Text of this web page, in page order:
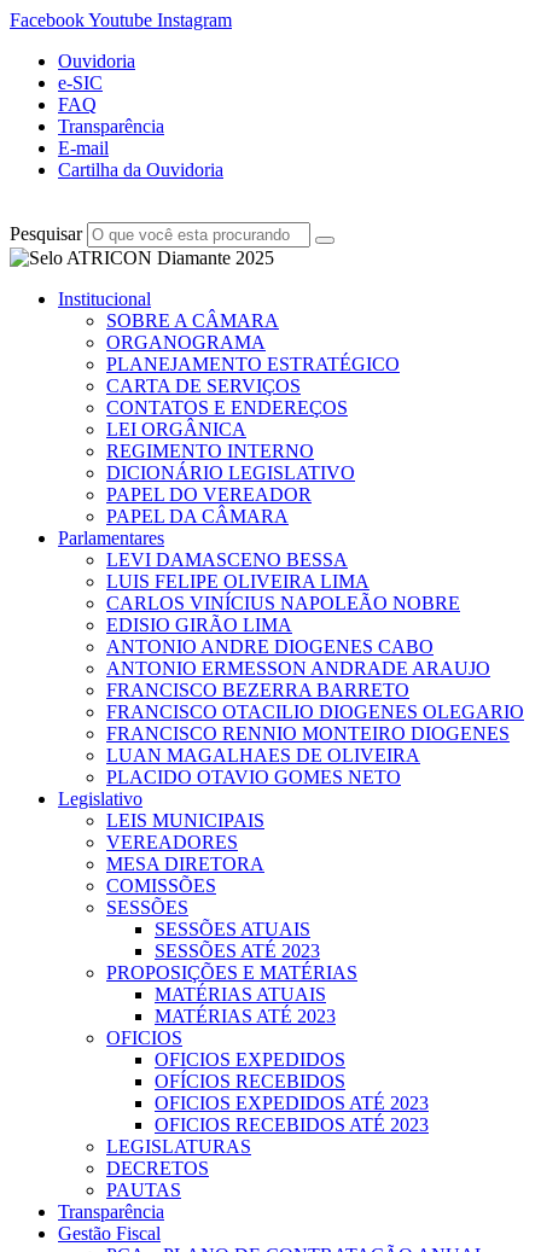
FacebookYoutube Instagram
Ouvidoria
e-SIC
FAQ
Transparência
E-mail
Cartilha da Ouvidoria
Pesquisar
Institucional
SOBRE A CÂMARA
ORGANOGRAMA
PLANEJAMENTO ESTRATÉGICO
CARTA DE SERVIÇOS
CONTATOS E ENDEREÇOS
LEI ORGÂNICA
REGIMENTO INTERNO
DICIONÁRIO LEGISLATIVO
PAPEL DO VEREADOR
PAPEL DA CÂMARA
Parlamentares
LEVI DAMASCENO BESSA
LUIS FELIPE OLIVEIRA LIMA
CARLOS VINÍCIUS NAPOLEÃO NOBRE
EDISIO GIRÃO LIMA
ANTONIO ANDRE DIOGENES CABO
ANTONIO ERMESSON ANDRADE ARAUJO
FRANCISCO BEZERRA BARRETO
FRANCISCO OTACILIO DIOGENES OLEGARIO
FRANCISCO RENNIO MONTEIRO DIOGENES
LUAN MAGALHAES DE OLIVEIRA
PLACIDO OTAVIO GOMES NETO
Legislativo
LEIS MUNICIPAIS
VEREADORES
MESA DIRETORA
COMISSÕES
SESSÕES
SESSÕES ATUAIS
SESSÕES ATÉ 2023
PROPOSIÇÕES E MATÉRIAS
MATÉRIAS ATUAIS
MATÉRIAS ATÉ 2023
OFICIOS
OFICIOS EXPEDIDOS
OFÍCIOS RECEBIDOS
OFICIOS EXPEDIDOS ATÉ 2023
OFICIOS RECEBIDOS ATÉ 2023
LEGISLATURAS
DECRETOS
PAUTAS
Transparência
Gestão Fiscal